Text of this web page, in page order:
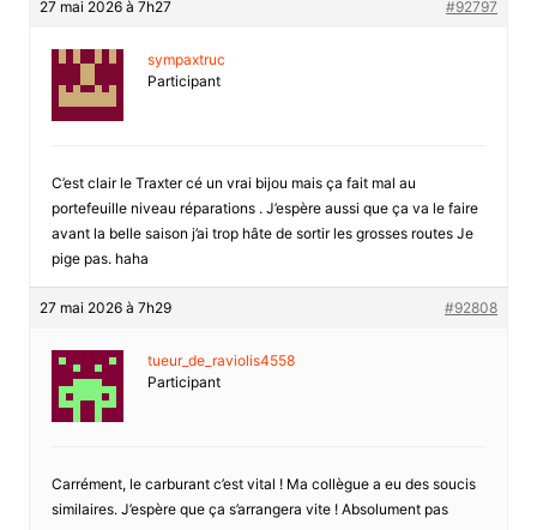
27 mai 2026 à 7h27 #92797
sympaxtruc
Participant
C’est clair le Traxter cé un vrai bijou mais ça fait mal au
portefeuille niveau réparations . J’espère aussi que ça va le faire
avant la belle saison j’ai trop hâte de sortir les grosses routes Je
pige pas. haha
27 mai 2026 à 7h29 #92808
tueur_de_raviolis4558
Participant
Carrément, le carburant c’est vital ! Ma collègue a eu des soucis
similaires. J’espère que ça s’arrangera vite ! Absolument pas